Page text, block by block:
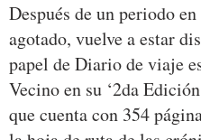
Después de un periodo
agotado, vuelve a estar
papel de Diario de viaje
Vecino en su ‘2da
que cuenta con 354